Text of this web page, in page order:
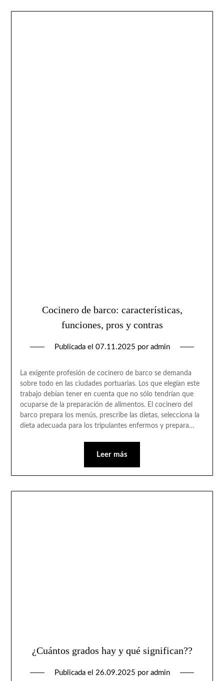
Cocinero de barco: características,
funciones, pros y contras
Publicada el 07.11.2025 por admin
La exigente profesión de cocinero de barco se demanda
sobre todo en las ciudades portuarias. Los que elegían este
trabajo debían tener en cuenta que no sólo tendrían que
ocuparse de la preparación de alimentos. El cocinero del
barco prepara los menús, prescribe las dietas, selecciona la
dieta adecuada para los tripulantes enfermos y prepara…
Leer más
¿Cuántos grados hay y qué significan??
Publicada el 26.09.2025 por admin